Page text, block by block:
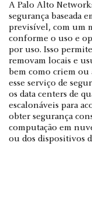
A Palo Alto
segurança baseada
previsível, com um
conforme o uso e
por uso. Isso
removam locais e
bem como criem ou
esse serviço de
os data centers de
escalonáveis para
obter segurança
computação em
ou dos dispositivos